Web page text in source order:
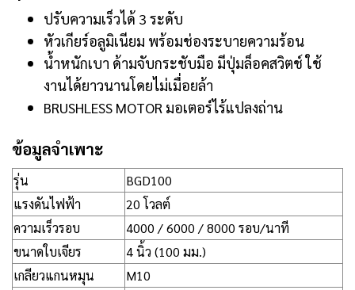
ปรับความเร็วได้ 3 ระดับ
หัวเกียร์อลูมิเนียม พร้อมช่องระบายความร้อน
น้ำหนักเบา ด้ามจับกระชับมือ มีปุ่มล็อคสวิตช์ ใช้
งานได้ยาวนานโดยไม่เมื่อยล้า
BRUSHLESS MOTOR มอเตอร์ไร้แปลงถ่าน
ข้อมูลจำเพาะ
รุ่น
BGD100
แรงดันไฟฟ้า
20 โวลต์
ความเร็วรอบ
4000 / 6000 / 8000 รอบ/นาที
ขนาดใบเจียร
4 นิ้ว (100 มม.)
เกลียวแกนหมุน
M10